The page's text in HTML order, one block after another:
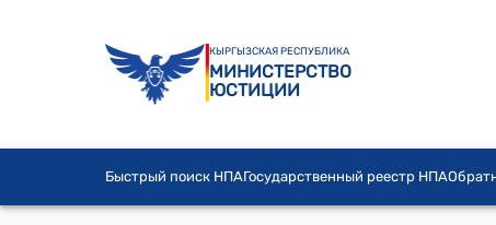
КЫРГЫЗСКАЯ РЕСПУБЛИКА
МИНИСТЕРСТВО
ЮСТИЦИИ
Быстрый поиск НПАГосударственный реестр НПА